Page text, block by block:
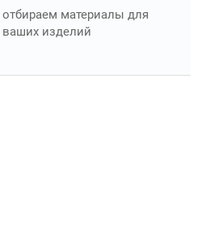
отбираем материалы для
ваших изделий